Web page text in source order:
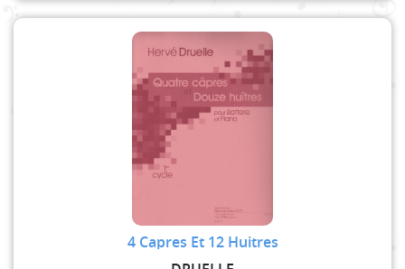
4 Capres Et 12 Huitres